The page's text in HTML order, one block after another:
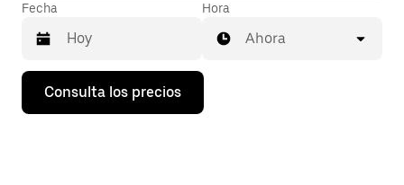
Fecha
Pulsa
flecha
Hora
Ahora
Consulta los precios